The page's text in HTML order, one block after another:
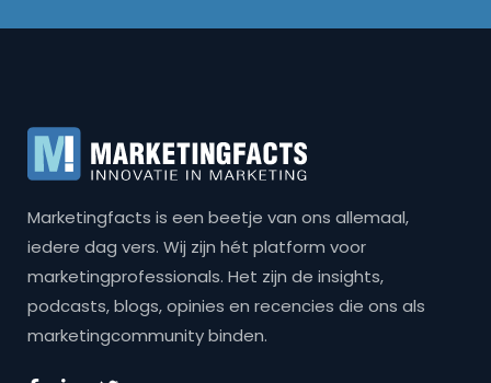
Marketingfacts is een beetje van ons allemaal,
iedere dag vers. Wij zijn hét platform voor
marketingprofessionals. Het zijn de insights,
podcasts, blogs, opinies en recencies die ons als
marketingcommunity binden.